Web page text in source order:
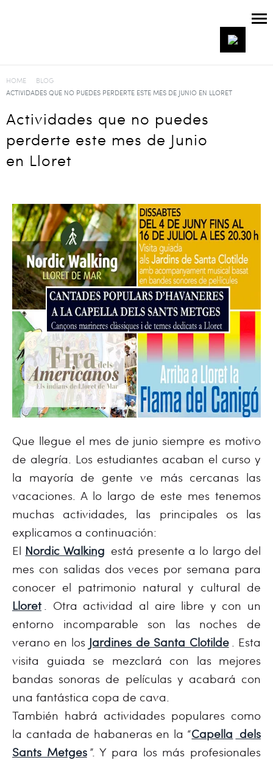
HOME
BLOG
ACTIVIDADES QUE NO PUEDES PERDERTE ESTE MES DE JUNIO EN LLORET
Actividades que no puedes
perderte este mes de Junio
en Lloret
Que llegue el mes de junio siempre es motivo
de alegría. Los estudiantes acaban el curso y
la mayoría de gente ve más cercanas las
vacaciones. A lo largo de este mes tenemos
muchas actividades, las principales os las
explicamos a continuación:
El Nordic Walking está presente a lo largo del
mes con salidas dos veces por semana para
conocer el patrimonio natural y cultural de
Lloret . Otra actividad al aire libre y con un
entorno incomparable son las noches de
verano en los Jardines de Santa Clotilde . Esta
visita guiada se mezclará con las mejores
bandas sonoras de películas y acabará con
una fantástica copa de cava.
También habrá actividades populares como
la cantada de habaneras en la “Capella dels
Sants Metges ”. Y para los más profesionales